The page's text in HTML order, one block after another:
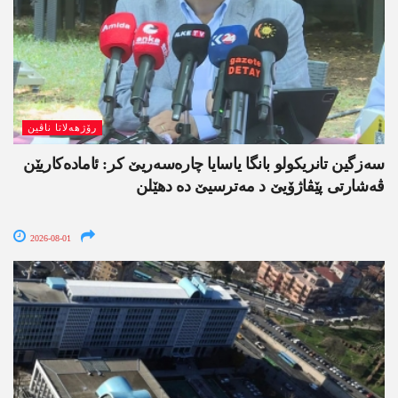
رۆژھەلاتا ناڤین
سەزگین تانریکولو بانگا یاسایا چارەسەریێ کر: ئامادەکاریێن
ڤەشارتی پێڤاژۆیێ د مەترسیێ دە دھێلن
2026-08-01